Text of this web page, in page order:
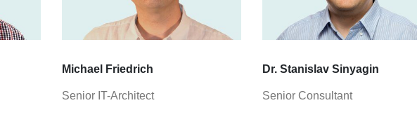
Michael Friedrich
Senior IT-Architect
Dr. Stanislav Sinyagin
Senior Consultant